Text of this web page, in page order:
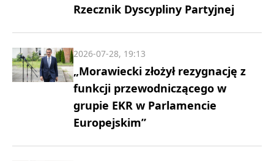
Rzecznik Dyscypliny Partyjnej
„Morawiecki złożył rezygnację z
funkcji przewodniczącego w
grupie EKR w Parlamencie
Europejskim”
2026-07-28, 19:13